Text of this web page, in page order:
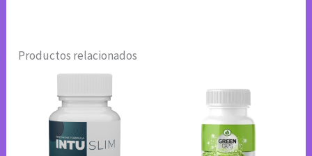
Productos relacionados